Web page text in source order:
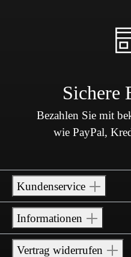
Sichere
Bezahlen Sie mit
wie PayPal,
Kundenservice
Informationen
Vertrag widerrufen